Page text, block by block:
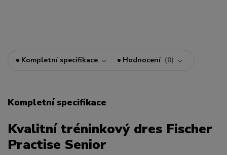
Kompletní specifikace Hodnocení 0
Kompletní specifikace
Kvalitní tréninkový dres Fischer
Practise Senior